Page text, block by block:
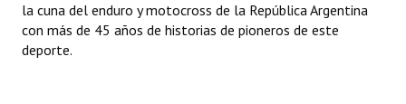
Banca del Vecino - Registro
Huéspedes de Honor - Registro
la cuna del enduro y motocross de la República Argentina
con más de 45 años de historias de pioneros de este
deporte.